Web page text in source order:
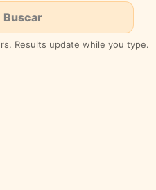
Results update while you type.